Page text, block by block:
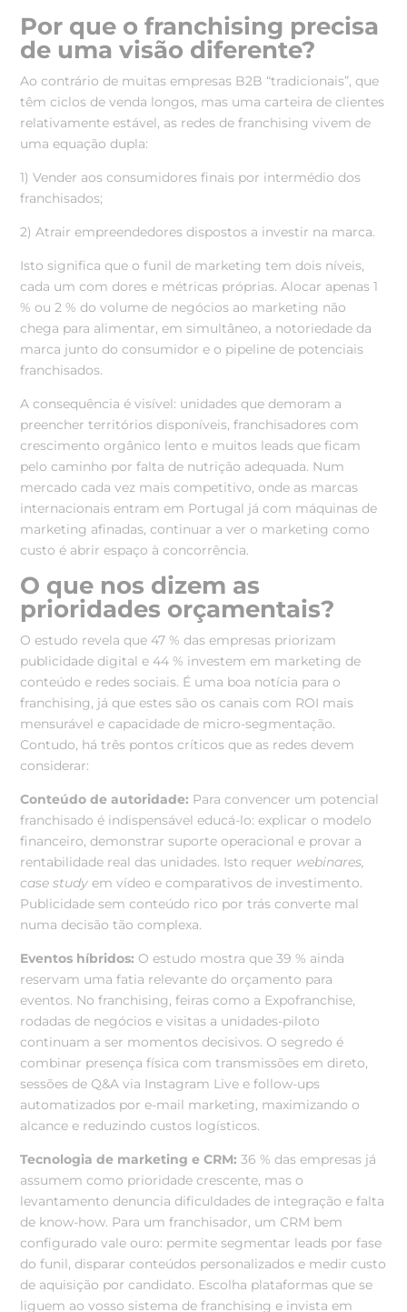
Por que o franchising precisa
de uma visão diferente?
Ao contrário de muitas empresas B2B “tradicionais”, que
têm ciclos de venda longos, mas uma carteira de clientes
relativamente estável, as redes de franchising vivem de
uma equação dupla:
1) Vender aos consumidores finais por intermédio dos
franchisados;
2) Atrair empreendedores dispostos a investir na marca.
Isto significa que o funil de marketing tem dois níveis,
cada um com dores e métricas próprias. Alocar apenas 1
% ou 2 % do volume de negócios ao marketing não
chega para alimentar, em simultâneo, a notoriedade da
marca junto do consumidor e o pipeline de potenciais
franchisados.
A consequência é visível: unidades que demoram a
preencher territórios disponíveis, franchisadores com
crescimento orgânico lento e muitos leads que ficam
pelo caminho por falta de nutrição adequada. Num
mercado cada vez mais competitivo, onde as marcas
internacionais entram em Portugal já com máquinas de
marketing afinadas, continuar a ver o marketing como
custo é abrir espaço à concorrência.
O que nos dizem as
prioridades orçamentais?
O estudo revela que 47 % das empresas priorizam
publicidade digital e 44 % investem em marketing de
conteúdo e redes sociais. É uma boa notícia para o
franchising, já que estes são os canais com ROI mais
mensurável e capacidade de micro-segmentação.
Contudo, há três pontos críticos que as redes devem
considerar:
Conteúdo de autoridade: Para convencer um potencial
franchisado é indispensável educá-lo: explicar o modelo
financeiro, demonstrar suporte operacional e provar a
rentabilidade real das unidades. Isto requer webinares,
case study em vídeo e comparativos de investimento.
Publicidade sem conteúdo rico por trás converte mal
numa decisão tão complexa.
Eventos híbridos: O estudo mostra que 39 % ainda
reservam uma fatia relevante do orçamento para
eventos. No franchising, feiras como a Expofranchise,
rodadas de negócios e visitas a unidades-piloto
continuam a ser momentos decisivos. O segredo é
combinar presença física com transmissões em direto,
sessões de Q&A via Instagram Live e follow-ups
automatizados por e-mail marketing, maximizando o
alcance e reduzindo custos logísticos.
Tecnologia de marketing e CRM: 36 % das empresas já
assumem como prioridade crescente, mas o
levantamento denuncia dificuldades de integração e falta
de know-how. Para um franchisador, um CRM bem
configurado vale ouro: permite segmentar leads por fase
do funil, disparar conteúdos personalizados e medir custo
de aquisição por candidato. Escolha plataformas que se
liguem ao vosso sistema de franchising e invista em